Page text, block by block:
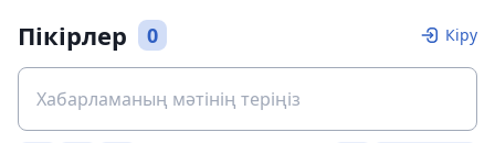
Пікірлер 0 Кіру